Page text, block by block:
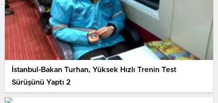
İstanbul-Bakan Turhan, Yüksek Hızlı Trenin Test
Sürüşünü Yaptı 2